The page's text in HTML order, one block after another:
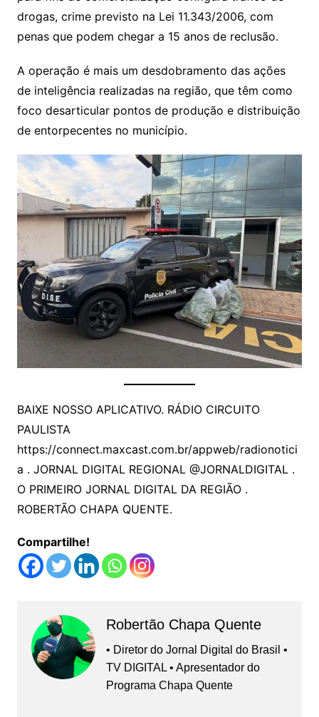
drogas, crime previsto na Lei 11.343/2006, com
penas que podem chegar a 15 anos de reclusão.
A operação é mais um desdobramento das ações
de inteligência realizadas na região, que têm como
foco desarticular pontos de produção e distribuição
de entorpecentes no município.
BAIXE NOSSO APLICATIVO. RÁDIO CIRCUITO
PAULISTA
https://connect.maxcast.com.br/appweb/radionotici
a . JORNAL DIGITAL REGIONAL @JORNALDIGITAL .
O PRIMEIRO JORNAL DIGITAL DA REGIÃO .
ROBERTÃO CHAPA QUENTE.
Compartilhe!
Robertão Chapa Quente
• Diretor do Jornal Digital do Brasil •
TV DIGITAL • Apresentador do
Programa Chapa Quente